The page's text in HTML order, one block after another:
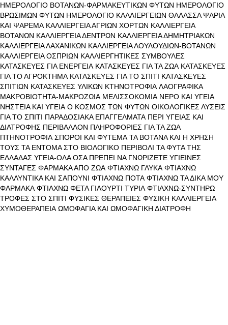
ΗΜΕΡΟΛΟΓΙΟ ΒΟΤΑΝΩΝ-ΦΑΡΜΑΚΕΥΤΙΚΩΝ ΦΥΤΩΝ ΗΜΕΡΟΛΟΓΙΟ
ΒΡΩΣΙΜΩΝ ΦΥΤΩΝ ΗΜΕΡΟΛΟΓΙΟ ΚΑΛΛΙΕΡΓΕΙΩΝ ΘΑΛΑΣΣΑ ΨΑΡΙΑ
ΚΑΙ ΨΑΡΕΜΑ ΚΑΛΛΙΕΡΓΕΙΑ ΑΓΡΙΩΝ ΧΟΡΤΩΝ ΚΑΛΛΙΕΡΓΕΙΑ
ΒΟΤΑΝΩΝ ΚΑΛΛΙΕΡΓΕΙΑ ΔΕΝΤΡΩΝ ΚΑΛΛΙΕΡΓΕΙΑ ΔΗΜΗΤΡΙΑΚΩΝ
ΚΑΛΛΙΕΡΓΕΙΑ ΛΑΧΑΝΙΚΩΝ ΚΑΛΛΙΕΡΓΕΙΑ ΛΟΥΛΟΥΔΙΩΝ-ΒΟΤΑΝΩΝ
ΚΑΛΛΙΕΡΓΕΙΑ ΟΣΠΡΙΩΝ ΚΑΛΛΙΕΡΓΗΤΙΚΕΣ ΣΥΜΒΟΥΛΕΣ
ΚΑΤΑΣΚΕΥΕΣ ΓΙΑ ΕΝΕΡΓΕΙΑ ΚΑΤΑΣΚΕΥΕΣ ΓΙΑ ΤΑ ΖΩΑ ΚΑΤΑΣΚΕΥΕΣ
ΓΙΑ ΤΟ ΑΓΡΟΚΤΗΜΑ ΚΑΤΑΣΚΕΥΕΣ ΓΙΑ ΤΟ ΣΠΙΤΙ ΚΑΤΑΣΚΕΥΕΣ
ΣΠΙΤΙΩΝ ΚΑΤΑΣΚΕΥΕΣ ΥΛΙΚΩΝ ΚΤΗΝΟΤΡΟΦΙΑ ΛΑΟΓΡΑΦΙΚΑ
ΜΑΚΡΟΒΙΟΤΗΤΑ-ΜΑΚΡΟΖΩΙΑ ΜΕΛΙΣΣΟΚΟΜΙΑ ΝΕΡΟ ΚΑΙ ΥΓΕΙΑ
ΝΗΣΤΕΙΑ ΚΑΙ ΥΓΕΙΑ Ο ΚΟΣΜΟΣ ΤΩΝ ΦΥΤΩΝ ΟΙΚΟΛΟΓΙΚΕΣ ΛΥΣΕΙΣ
ΓΙΑ ΤΟ ΣΠΙΤΙ ΠΑΡΑΔΟΣΙΑΚΑ ΕΠΑΓΓΕΛΜΑΤΑ ΠΕΡΙ ΥΓΕΙΑΣ ΚΑΙ
ΔΙΑΤΡΟΦΗΣ ΠΕΡΙΒΑΛΛΟΝ ΠΛΗΡΟΦΟΡΙΕΣ ΓΙΑ ΤΑ ΖΩΑ
ΠΤΗΝΟΤΡΟΦΙΑ ΣΠΟΡΟΙ ΚΑΙ ΦΥΤΕΜΑ ΤΑ ΒΟΤΑΝΑ ΚΑΙ Η ΧΡΗΣΗ
ΤΟΥΣ ΤΑ ΕΝΤΟΜΑ ΣΤΟ ΒΙΟΛΟΓΙΚΟ ΠΕΡΙΒΟΛΙ ΤΑ ΦΥΤΑ ΤΗΣ
ΕΛΛΑΔΑΣ ΥΓΕΙΑ-ΟΛΑ ΟΣΑ ΠΡΕΠΕΙ ΝΑ ΓΝΩΡΙΖΕΤΕ ΥΓΙΕΙΝΕΣ
ΣΥΝΤΑΓΕΣ ΦΑΡΜΑΚΑ ΑΠΟ ΖΩΑ ΦΤΙΑΧΝΩ ΓΛΥΚΑ ΦΤΙΑΧΝΩ
ΚΑΛΛΥΝΤΙΚΑ ΚΑΙ ΣΑΠΟΥΝΙ ΦΤΙΑΧΝΩ ΠΟΤΑ ΦΤΙΑΧΝΩ ΤΑ ΔΙΚΑ ΜΟΥ
ΦΑΡΜΑΚΑ ΦΤΙΑΧΝΩ ΦΕΤΑ ΓΙΑΟΥΡΤΙ ΤΥΡΙΑ ΦΤΙΑΧΝΩ-ΣΥΝΤΗΡΩ
ΤΡΟΦΕΣ ΣΤΟ ΣΠΙΤΙ ΦΥΣΙΚΕΣ ΘΕΡΑΠΕΙΕΣ ΦΥΣΙΚΗ ΚΑΛΛΙΕΡΓΕΙΑ
ΧΥΜΟΘΕΡΑΠΕΙΑ ΩΜΟΦΑΓΙΑ ΚΑΙ ΩΜΟΦΑΓΙΚΗ ΔΙΑΤΡΟΦΗ